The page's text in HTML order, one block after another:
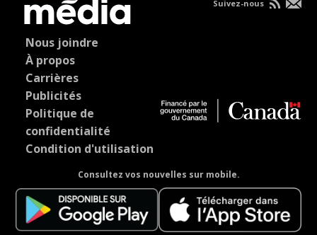
Nous joindre
À propos
Carrières
Publicités
Politique de
confidentialité
Condition d'utilisation
Consultez vos nouvelles sur mobile.
Suivez-nous